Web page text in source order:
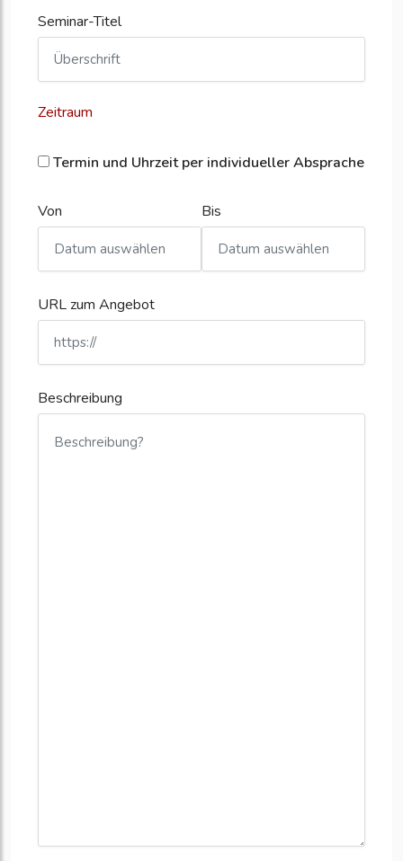
Seminar-Titel
Zeitraum
Termin und Uhrzeit per individueller Absprache
Von Bis
URL zum Angebot
Beschreibung